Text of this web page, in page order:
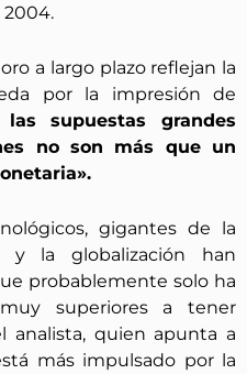
a largo plazo reflejan la
por la impresión de
supuestas grandes
no son más que un
gigantes de la
y la globalización han
probablemente solo ha
superiores a tener
analista, quien apunta a
más impulsado por la